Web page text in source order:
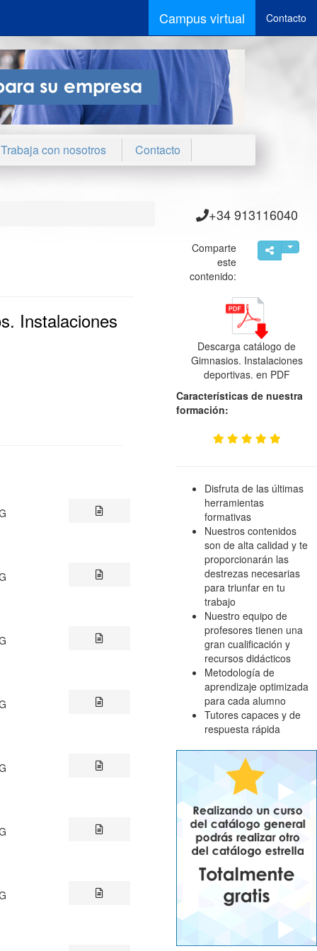
Campus virtual Contacto
Trabaja con nosotros Contacto
+34 913116040
Instalaciones
Comparte
este
contenido:
Descarga catálogo de
Gimnasios. Instalaciones
deportivas. en PDF
Características de nuestra
formación:
Disfruta de las últimas
herramientas
formativas
Nuestros contenidos
son de alta calidad y te
proporcionarán las
destrezas necesarias
para triunfar en tu
trabajo
Nuestro equipo de
profesores tienen una
gran cualificación y
recursos didácticos
Metodología de
aprendizaje optimizada
para cada alumno
Tutores capaces y de
respuesta rápida